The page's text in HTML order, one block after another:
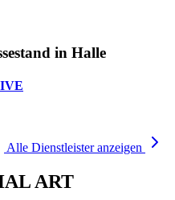
in Halle
Alle Dienstleister anzeigen
ART